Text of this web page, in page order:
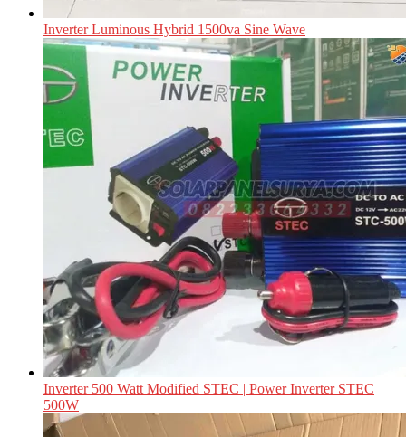
Inverter Luminous Hybrid 1500va Sine Wave
Inverter 500 Watt Modified STEC | Power Inverter STEC
500W